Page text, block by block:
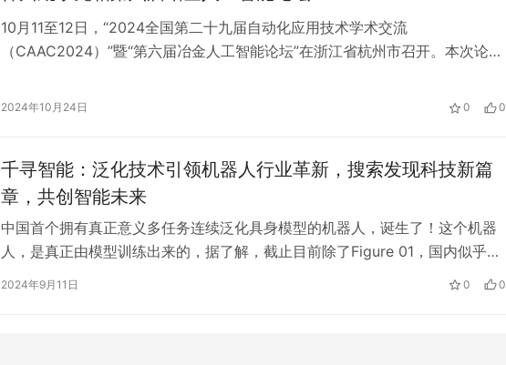
10月11至12日，“2024全国第二十九届自动化应用技术学术交流
（CAAC2024）”暨“第六届冶金人工智能论坛”在浙江省杭州市召开。本次论坛
化、智能化成果的高端学术平台，汇聚了智能制造的新理论、新技术、新成
2024年10月24日 0 0
千寻智能：泛化技术引领机器人行业革新，搜索发现科技新篇
章，共创智能未来
中国首个拥有真正意义多任务连续泛化具身模型的机器人，诞生了！这个机器
人，是真正由模型训练出来的，据了解，截止目前除了Figure 01，国内似乎还
没有第二家能做到这种级别的泛化能力，即使被百般刁难，都能完成任务。清
2024年9月11日 0 0